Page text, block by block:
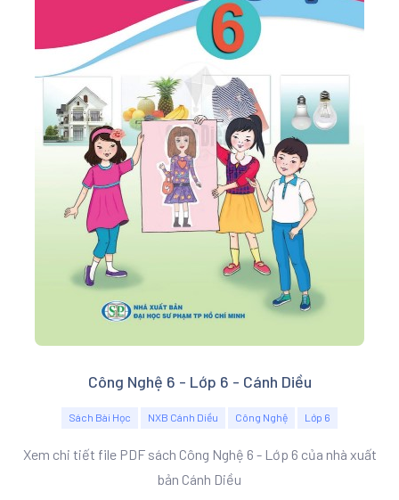
Công Nghệ 6 - Lớp 6 - Cánh Diều
Sách Bài Học NXB Cánh Diều Công Nghệ Lớp 6
Xem chi tiết file PDF sách Công Nghệ 6 - Lớp 6 của nhà xuất
bản Cánh Diều